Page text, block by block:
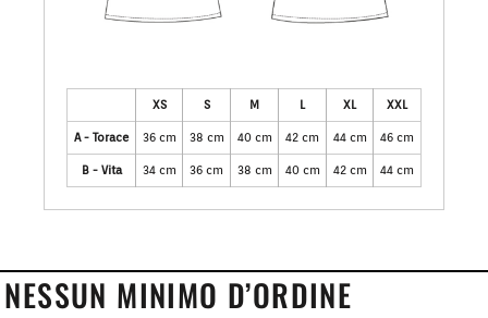
XS S M L XL XXL
A - Torace 36 cm 38 cm 40 cm 42 cm 44 cm 46 cm
B - Vita 34 cm 36 cm 38 cm 40 cm 42 cm 44 cm
NESSUN MINIMO D’ORDINE